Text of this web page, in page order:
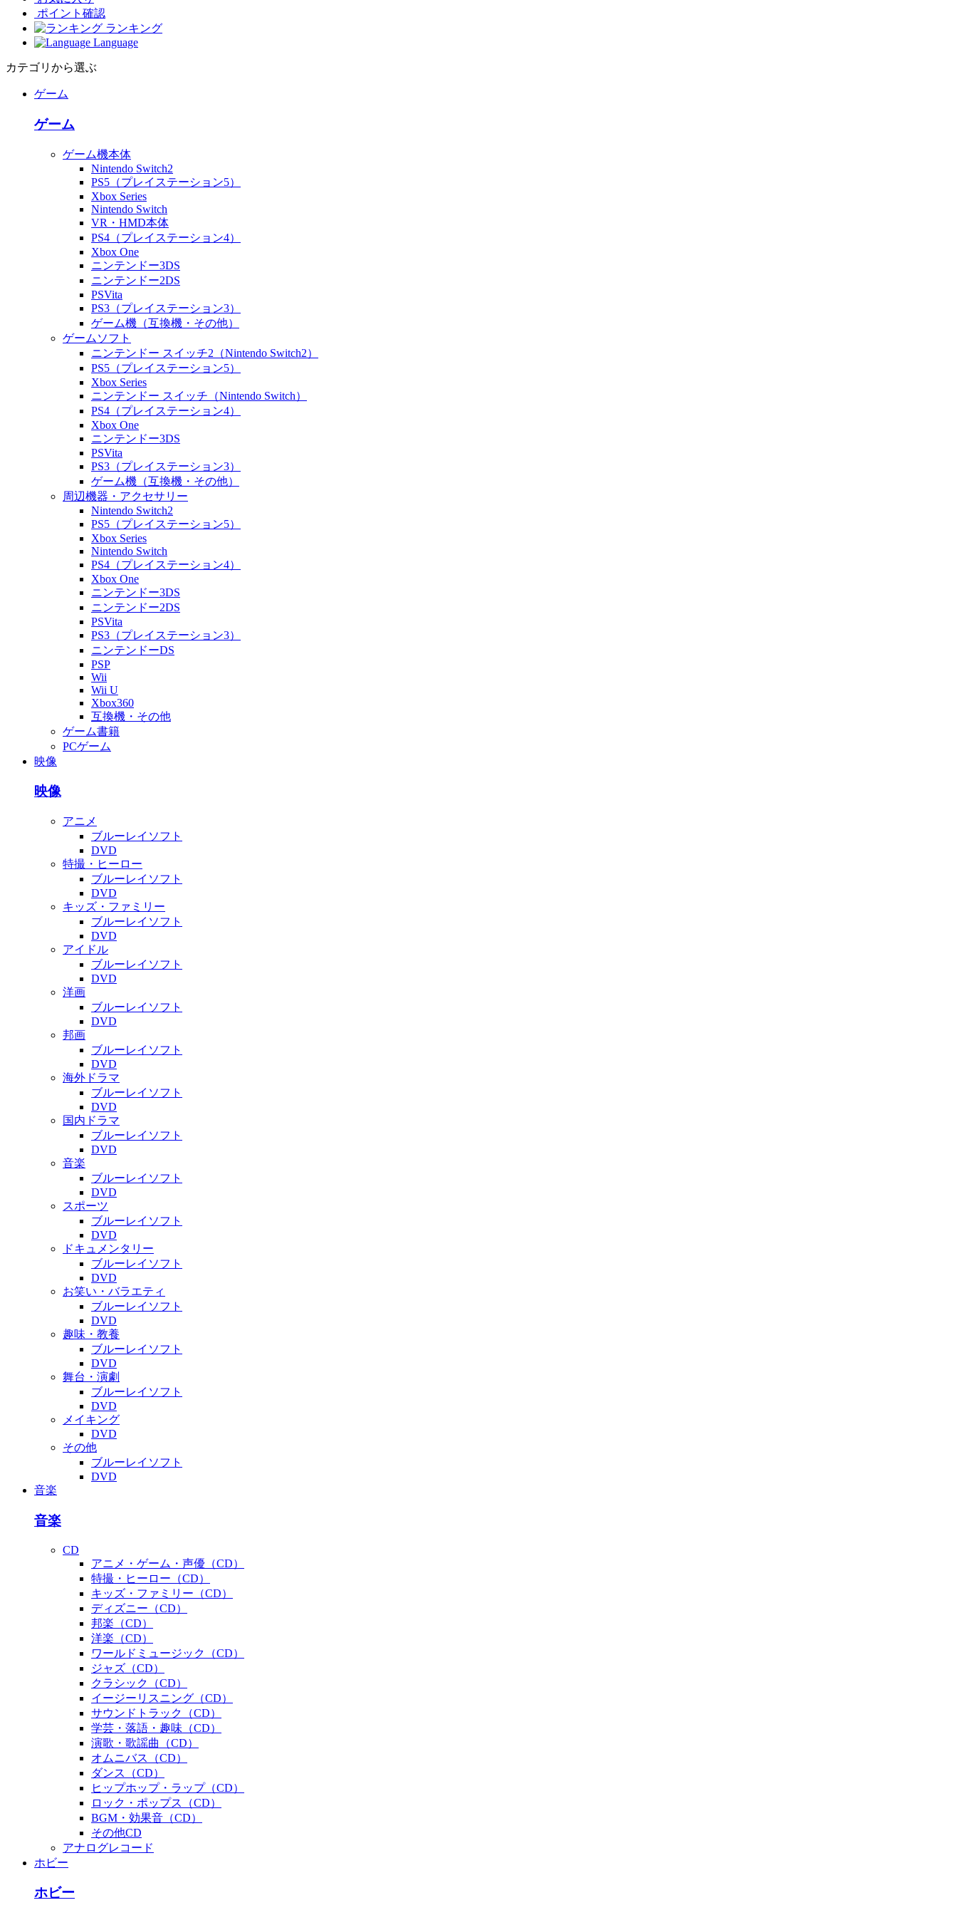
ポイント確認
ランキング
Language
カテゴリから選ぶ
ゲーム
ゲーム
ゲーム機本体
Nintendo Switch2
PS5（プレイステーション5）
Xbox Series
Nintendo Switch
VR・HMD本体
PS4（プレイステーション4）
Xbox One
ニンテンドー3DS
ニンテンドー2DS
PSVita
PS3（プレイステーション3）
ゲーム機（互換機・その他）
ゲームソフト
ニンテンドー スイッチ2（Nintendo Switch2）
PS5（プレイステーション5）
Xbox Series
ニンテンドー スイッチ（Nintendo Switch）
PS4（プレイステーション4）
Xbox One
ニンテンドー3DS
PSVita
PS3（プレイステーション3）
ゲーム機（互換機・その他）
周辺機器・アクセサリー
Nintendo Switch2
PS5（プレイステーション5）
Xbox Series
Nintendo Switch
PS4（プレイステーション4）
Xbox One
ニンテンドー3DS
ニンテンドー2DS
PSVita
PS3（プレイステーション3）
ニンテンドーDS
PSP
Wii
Wii U
Xbox360
互換機・その他
ゲーム書籍
PCゲーム
映像
映像
アニメ
ブルーレイソフト
DVD
特撮・ヒーロー
ブルーレイソフト
DVD
キッズ・ファミリー
ブルーレイソフト
DVD
アイドル
ブルーレイソフト
DVD
洋画
ブルーレイソフト
DVD
邦画
ブルーレイソフト
DVD
海外ドラマ
ブルーレイソフト
DVD
国内ドラマ
ブルーレイソフト
DVD
音楽
ブルーレイソフト
DVD
スポーツ
ブルーレイソフト
DVD
ドキュメンタリー
ブルーレイソフト
DVD
お笑い・バラエティ
ブルーレイソフト
DVD
趣味・教養
ブルーレイソフト
DVD
舞台・演劇
ブルーレイソフト
DVD
メイキング
DVD
その他
ブルーレイソフト
DVD
音楽
音楽
CD
アニメ・ゲーム・声優（CD）
特撮・ヒーロー（CD）
キッズ・ファミリー（CD）
ディズニー（CD）
邦楽（CD）
洋楽（CD）
ワールドミュージック（CD）
ジャズ（CD）
クラシック（CD）
イージーリスニング（CD）
サウンドトラック（CD）
学芸・落語・趣味（CD）
演歌・歌謡曲（CD）
オムニバス（CD）
ダンス（CD）
ヒップホップ・ラップ（CD）
ロック・ポップス（CD）
BGM・効果音（CD）
その他CD
アナログレコード
ホビー
ホビー